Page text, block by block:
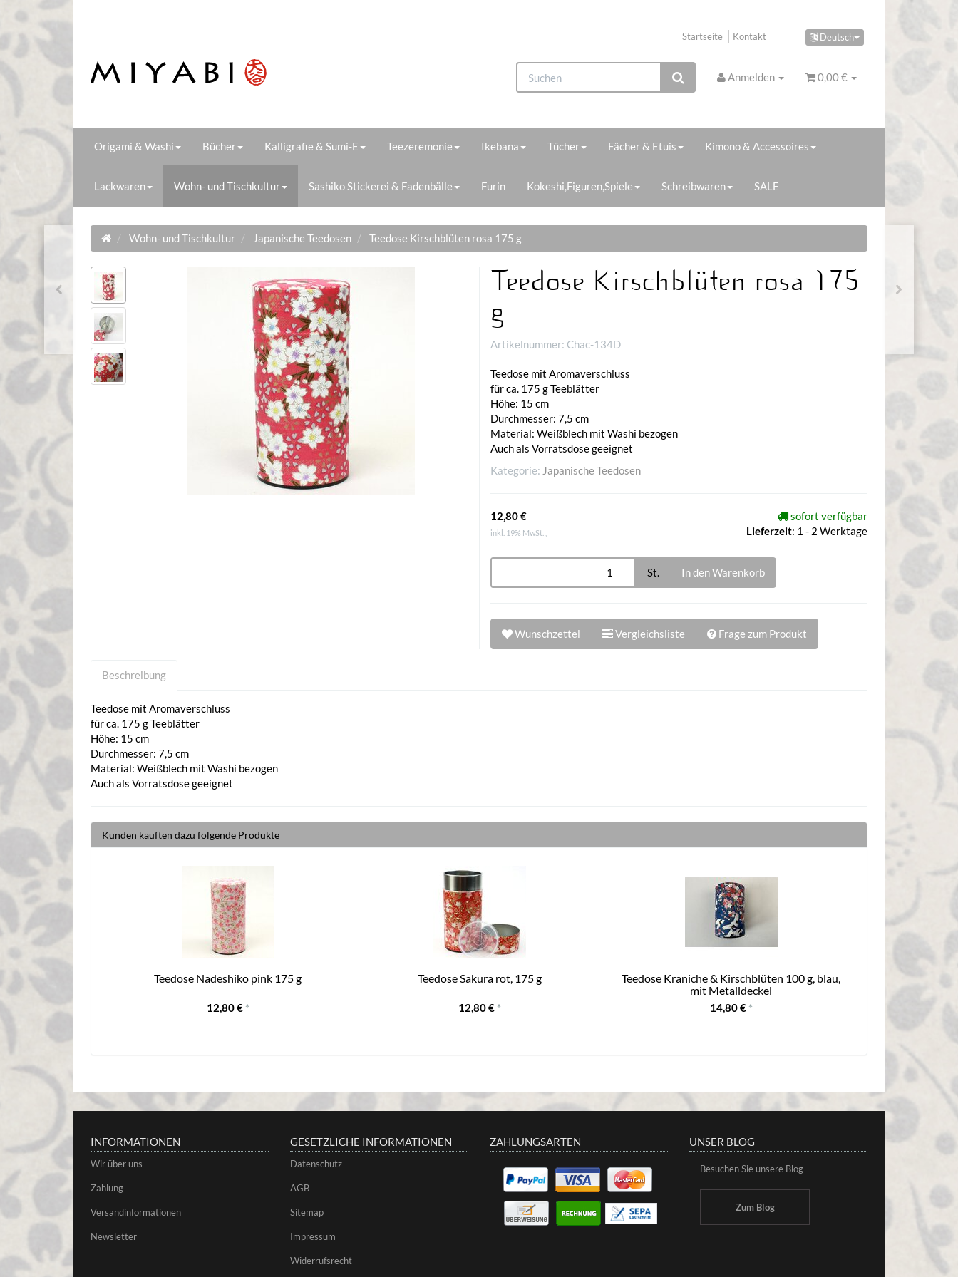
Deutsch
Startseite Kontakt
Anmelden 0,00 €
Origami & Washi Bücher Kalligrafie & Sumi-E Teezeremonie Ikebana Tücher Fächer & Etuis Kimono & Accessoires
Lackwaren Wohn- und Tischkultur Sashiko Stickerei & Fadenbälle Furin Kokeshi,Figuren,Spiele Schreibwaren SALE
Wohn- und Tischkultur Japanische Teedosen Teedose Kirschblüten rosa 175 g
Teedose Kirschblüten rosa 175
g
Artikelnummer: Chac-134D
Teedose mit Aromaverschluss
für ca. 175 g Teeblätter
Höhe: 15 cm
Durchmesser: 7,5 cm
Material: Weißblech mit Washi bezogen
Auch als Vorratsdose geeignet
Kategorie: Japanische Teedosen
12,80 €
inkl. 19% MwSt. ,
sofort verfügbar
Lieferzeit: 1 - 2 Werktage
St. In den Warenkorb
Wunschzettel Vergleichsliste Frage zum Produkt
Beschreibung
Teedose mit Aromaverschluss
für ca. 175 g Teeblätter
Höhe: 15 cm
Durchmesser: 7,5 cm
Material: Weißblech mit Washi bezogen
Auch als Vorratsdose geeignet
Kunden kauften dazu folgende Produkte
Teedose Nadeshiko pink 175 g
12,80 € *
Teedose Sakura rot, 175 g
12,80 € *
Teedose Kraniche & Kirschblüten 100 g, blau,
mit Metalldeckel
14,80 € *
INFORMATIONEN
Wir über uns
Zahlung
Versandinformationen
Newsletter
GESETZLICHE INFORMATIONEN
Datenschutz
AGB
Sitemap
Impressum
Widerrufsrecht
ZAHLUNGSARTEN UNSER BLOG
Besuchen Sie unsere Blog
Zum Blog